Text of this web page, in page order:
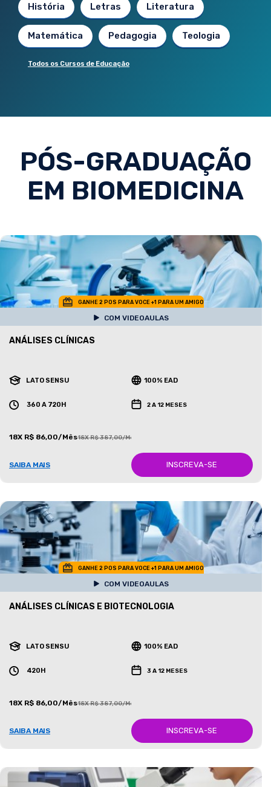
História Letras Literatura
Matemática Pedagogia Teologia
Todos os Cursos de Educação
PÓS-GRADUAÇÃO
EM BIOMEDICINA
GANHE 2 POS PARA VOCE +1 PARA UM AMIGO
COM VIDEOAULAS
ANÁLISES CLÍNICAS
LATO SENSU 100% EAD
360 A 720H 2 A 12 MESES
18X R$ 86,00/Mês18X R$ 387,00/Mês
SAIBA MAIS INSCREVA-SE
GANHE 2 POS PARA VOCE +1 PARA UM AMIGO
COM VIDEOAULAS
ANÁLISES CLÍNICAS E BIOTECNOLOGIA
LATO SENSU 100% EAD
420H 3 A 12 MESES
18X R$ 86,00/Mês18X R$ 387,00/Mês
SAIBA MAIS INSCREVA-SE